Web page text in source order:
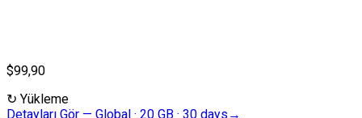
$99,90
↻ Yükleme
Detayları Gör — Global · 20 GB · 30 days →